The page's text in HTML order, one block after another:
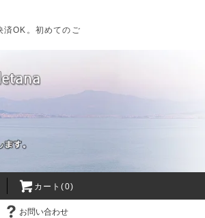
済OK。初めてのご
カート(0)
お問い合わせ